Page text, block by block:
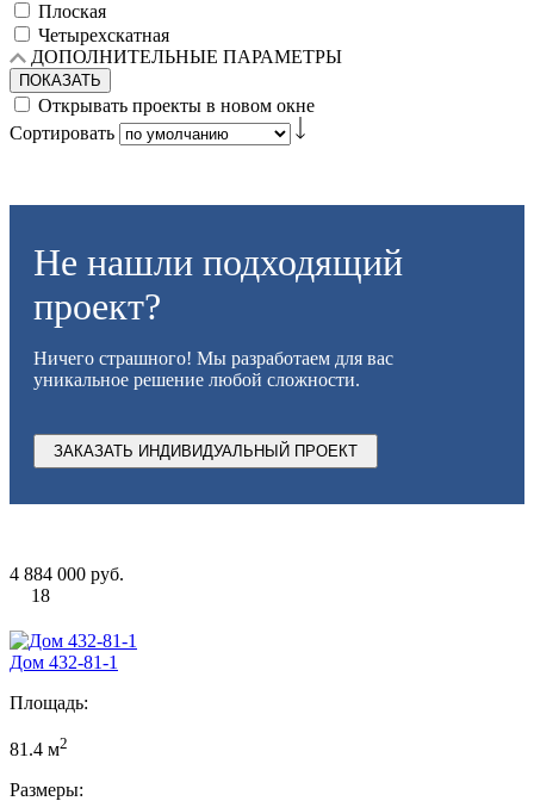
Плоская
Четырехскатная
ДОПОЛНИТЕЛЬНЫЕ ПАРАМЕТРЫ
ПОКАЗАТЬ
Открывать проекты в новом окне
Сортировать
Не нашли подходящий
проект?
Ничего страшного! Мы разработаем для вас
уникальное решение любой сложности.
ЗАКАЗАТЬ ИНДИВИДУАЛЬНЫЙ ПРОЕКТ
4 884 000 руб.
18
Дом 432-81-1
Площадь:
81.4 м2
Размеры: